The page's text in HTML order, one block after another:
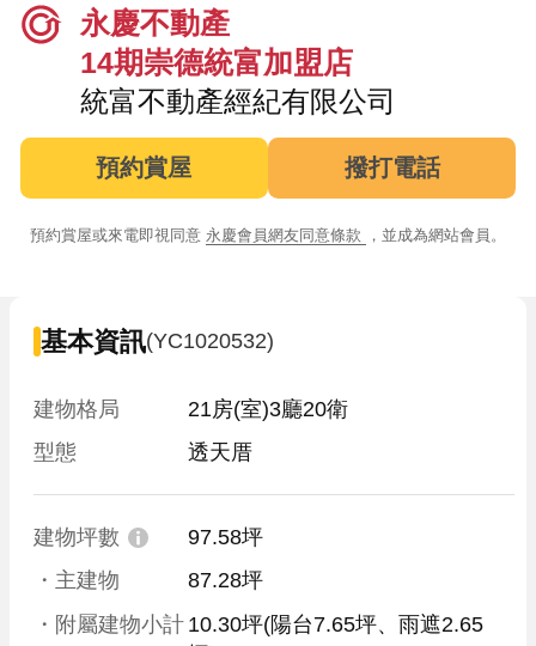
永慶不動產
14期崇德統富加盟店
統富不動產經紀有限公司
預約賞屋 撥打電話
預約賞屋或來電即視同意 永慶會員網友同意條款 ，並成為網站會員。
基本資訊(YC1020532)
建物格局
21房(室)3廳20衛
型態
透天厝
建物坪數
97.58坪
・主建物
87.28坪
・附屬建物小計 10.30坪(陽台7.65坪、雨遮2.65